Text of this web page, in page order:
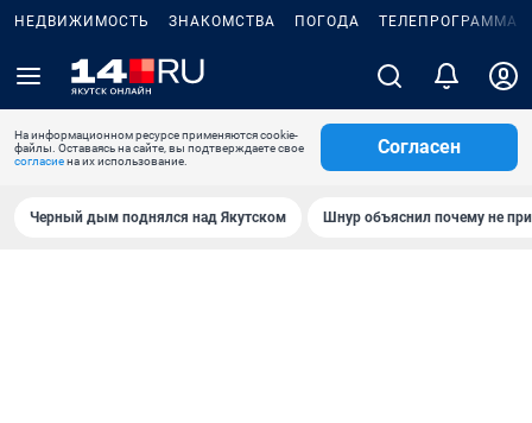
НЕДВИЖИМОСТЬ ЗНАКОМСТВА ПОГОДА ТЕЛЕПРОГРАММА
На информационном ресурсе применяются cookie-
файлы. Оставаясь на сайте, вы подтверждаете свое
согласиена их использование.
Согласен
Черный дым поднялся над Якутском Шнур объяснил почему не